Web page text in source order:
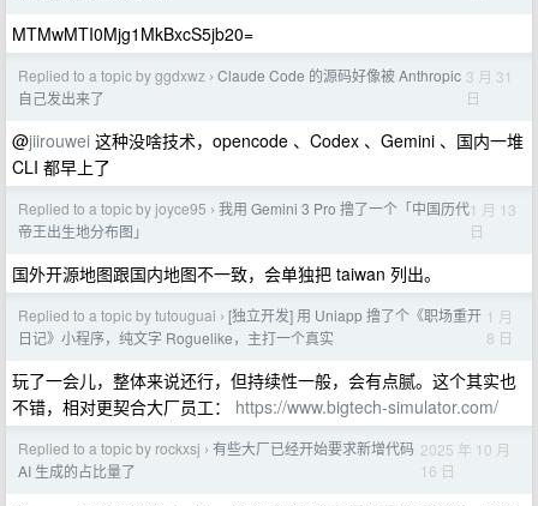
MTMwMTI0Mjg1MkBxcS5jb20=
Replied to a topic by ggdxwz › Claude Code 的源码好像被 Anthropic
自己发出来了
3 月 31
日
@jiirouwei 这种没啥技术，opencode 、Codex 、Gemini 、国内一堆
CLI 都早上了
Replied to a topic by joyce95 › 我用 Gemini 3 Pro 撸了一个「中国历代
帝王出生地分布图」
1 月 13
日
国外开源地图跟国内地图不一致，会单独把 taiwan 列出。
Replied to a topic by tutouguai › [独立开发] 用 Uniapp 撸了个《职场重开
日记》小程序，纯文字 Roguelike，主打一个真实
1 月
8 日
玩了一会儿，整体来说还行，但持续性一般，会有点腻。这个其实也
不错，相对更契合大厂员工： https://www.bigtech-simulator.com/
Replied to a topic by rockxsj › 有些大厂已经开始要求新增代码
AI 生成的占比量了
2025 年 10 月
16 日